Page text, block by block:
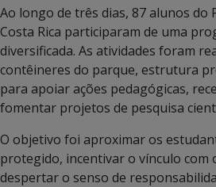
Ao longo de três dias, 87 alunos do
Costa Rica participaram de uma
diversificada. As atividades foram
contêineres do parque, estrutura
para apoiar ações pedagógicas,
fomentar projetos de pesquisa
O objetivo foi aproximar os
protegido, incentivar o vínculo com
despertar o senso de